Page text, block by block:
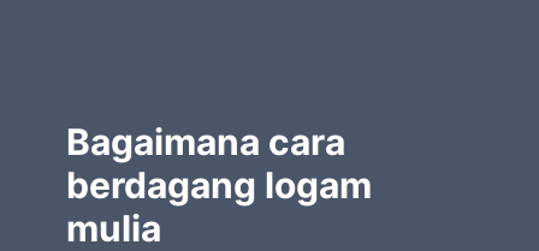
Bagaimana cara
berdagang logam
mulia